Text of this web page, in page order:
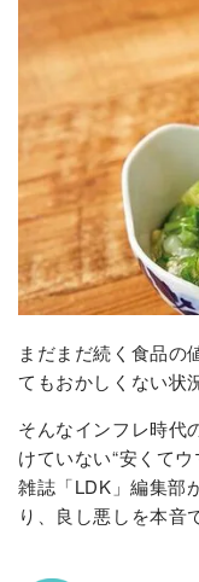
まだまだ続く食品の
てもおかしくない状
そんなインフレ時代
けていない“安くて
雑誌「LDK」編集部
り、良し悪しを本音